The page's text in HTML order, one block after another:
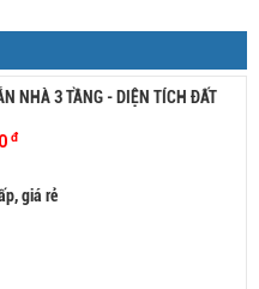
NHÀ 3 TẦNG - DIỆN TÍCH ĐẤT
đ
giá rẻ